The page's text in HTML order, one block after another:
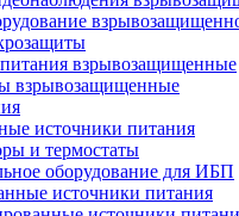
взрывозащищенные
взрывозащищенные
источники питания
и термостаты
оборудование для ИБП
источники питания